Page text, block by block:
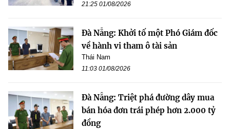
21:25 01/08/2026
Đà Nẵng: Khởi tố một Phó Giám đốc
về hành vi tham ô tài sản
Thái Nam
11:03 01/08/2026
Đà Nẵng: Triệt phá đường dây mua
bán hóa đơn trái phép hơn 2.000 tỷ
đồng